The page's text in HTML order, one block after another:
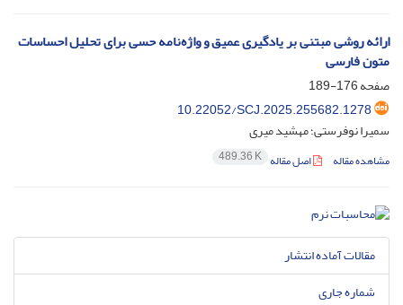
ارائه روشی مبتنی بر یادگیری عمیق و واژه‌نامه حسی برای تحلیل احساسات
متون فارسی
صفحه176-189
10.22052/SCJ.2025.255682.1278
سمیرا نوفرستی؛ مهشید میری
مشاهده مقاله اصل مقاله 489.36 K
مقالات آماده انتشار
شماره جاری